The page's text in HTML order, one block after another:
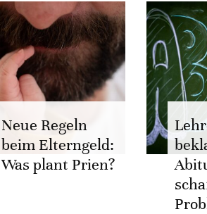
Neue Regeln
beim Elterngeld:
Was plant Prien?